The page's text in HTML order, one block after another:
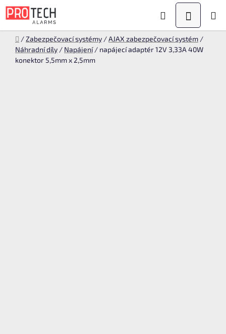
Přejít
na
Hledat
KOŠÍK
Domů
/Zabezpečovací systémy /AJAX zabezpečovací systém /
Náhradní díly / Napájení / napájecí adaptér 12V 3,33A 40W
konektor 5,5mm x 2,5mm